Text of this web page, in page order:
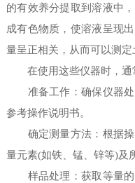
的有效养分提取到溶液中
成有色物质，使溶液呈现
量呈正相关，从而可以测定
在使用这些仪器时，通
准备工作：确保仪器处
参考操作说明书。
确定测量方法：根据操
量元素(如铁、锰、锌等)及
样品处理：获取等量的